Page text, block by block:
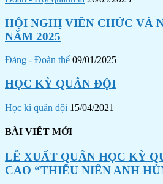
HỘI NGHỊ VIÊN CHỨC VÀ
NĂM 2025
Đảng - Đoàn thể 09/01/2025
HỌC KỲ QUÂN ĐỘI
Học kì quân đội 15/04/2021
BÀI VIẾT MỚI
LỄ XUẤT QUÂN HỌC KỲ
CAO “THIẾU NIÊN ANH